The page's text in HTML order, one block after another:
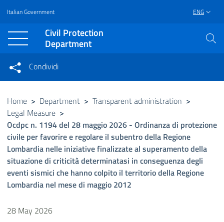
Vai al contenuto principale
Raggiungi il piè di pagina
Italian Government ENG
Civil Protection
Department
Condividi su Facebook
Condividi su Twitter
Condividi
Condividi sui social network
Home > Department > Transparent administration >
Legal Measure >
Ocdpc n. 1194 del 28 maggio 2026 - Ordinanza di protezione
civile per favorire e regolare il subentro della Regione
Lombardia nelle iniziative finalizzate al superamento della
situazione di criticità determinatasi in conseguenza degli
eventi sismici che hanno colpito il territorio della Regione
Lombardia nel mese di maggio 2012
28 May 2026